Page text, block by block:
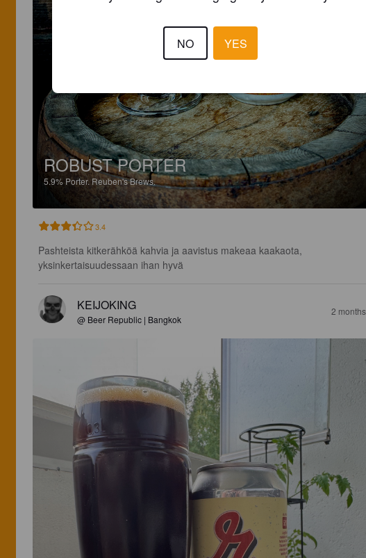
ROBUST PORTER
5.9% Porter. Reuben's Brews.
3.4
Pashteista kitkerähköä kahvia ja aavistus makeaa kaakaota,
yksinkertaisuudessaan ihan hyvä
KEIJOKING
@ Beer Republic | Bangkok
2
NO YES